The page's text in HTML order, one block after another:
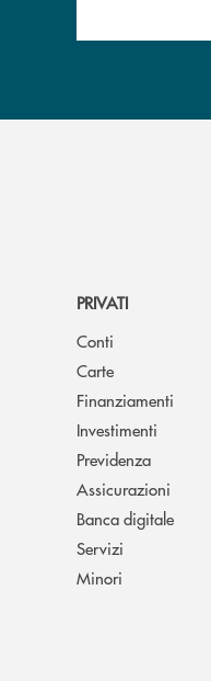
PRIVATI
Conti
Carte
Finanziamenti
Investimenti
Previdenza
Assicurazioni
Banca digitale
Servizi
Minori